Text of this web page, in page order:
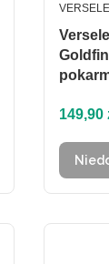
Cena
149,90